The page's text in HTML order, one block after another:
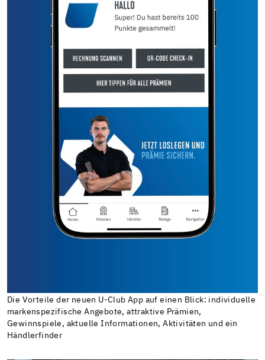
Die Vorteile der neuen U-Club App auf einen Blick: individuelle
markenspezifische Angebote, attraktive Prämien,
Gewinnspiele, aktuelle Informationen, Aktivitäten und ein
Händlerfinder